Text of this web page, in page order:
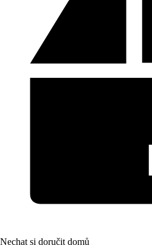
Nechat si doručit domů